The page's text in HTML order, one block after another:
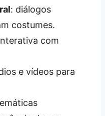
: diálogos
costumes.
com
e vídeos para